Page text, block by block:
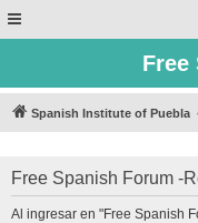
Free
Spanish Institute of Puebla
Free Spanish Forum -
Al ingresar en "Free Spanish